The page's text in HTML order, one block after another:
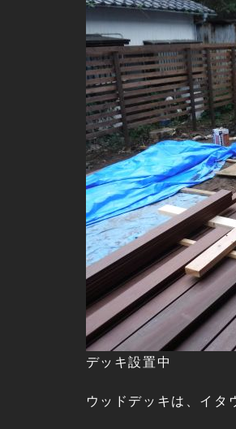
デッキ設置中
ウッドデッキは、イタ